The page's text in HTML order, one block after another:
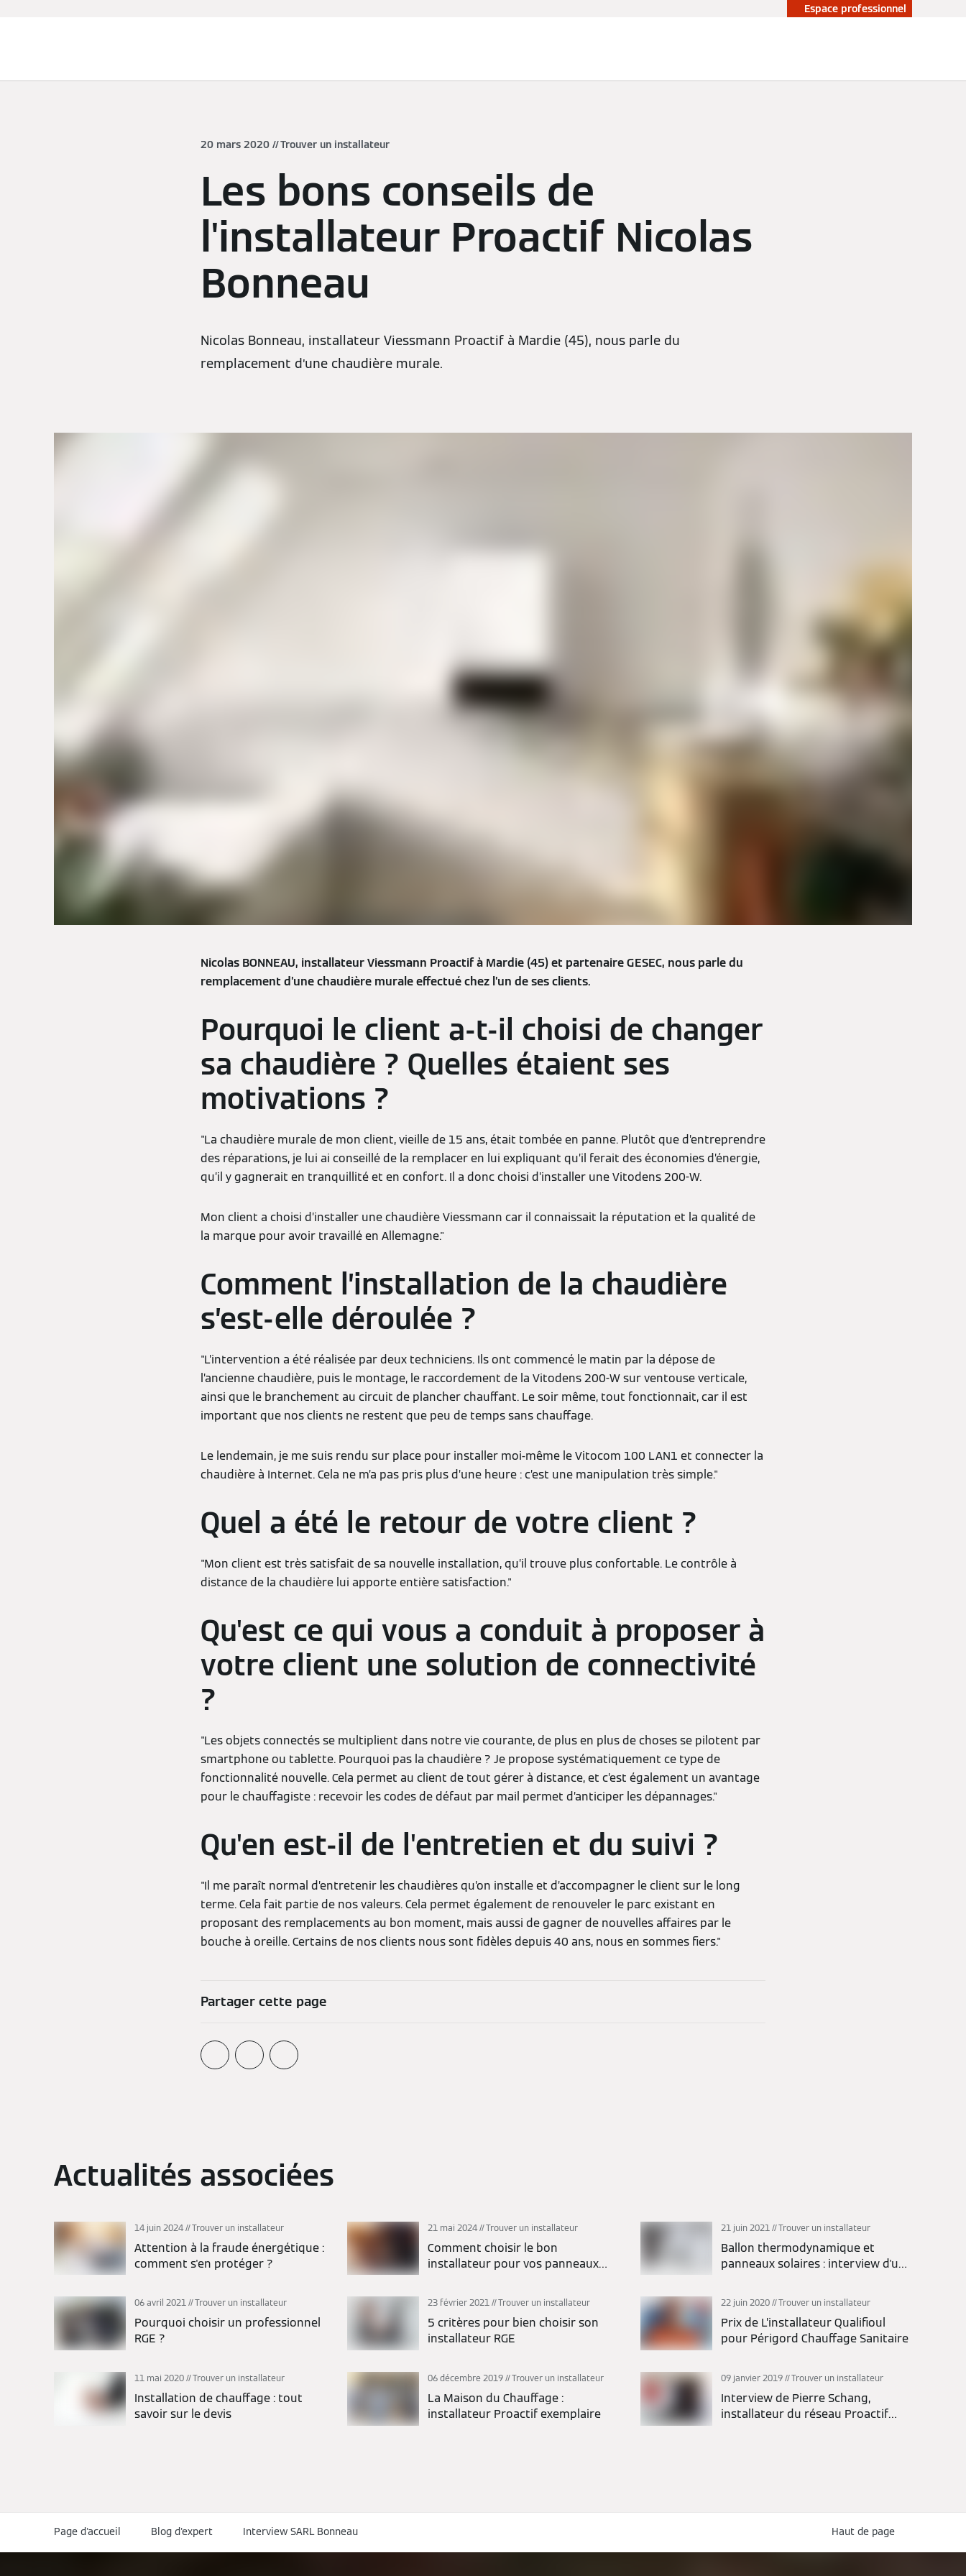
Espace professionnel
20 mars 2020 Trouver un installateur
Les bons conseils de
l'installateur Proactif Nicolas
Bonneau
Nicolas Bonneau, installateur Viessmann Proactif à Mardie (45), nous parle du
remplacement d’une chaudière murale.
Nicolas BONNEAU, installateur Viessmann Proactif à Mardie (45) et partenaire GESEC, nous parle du
remplacement d’une chaudière murale effectué chez l’un de ses clients.
Pourquoi le client a-t-il choisi de changer
sa chaudière ? Quelles étaient ses
motivations ?
"La chaudière murale de mon client, vieille de 15 ans, était tombée en panne. Plutôt que d’entreprendre
des réparations, je lui ai conseillé de la remplacer en lui expliquant qu’il ferait des économies d’énergie,
qu’il y gagnerait en tranquillité et en confort. Il a donc choisi d’installer une Vitodens 200-W.
Mon client a choisi d’installer une chaudière Viessmann car il connaissait la réputation et la qualité de
la marque pour avoir travaillé en Allemagne."
Comment l’installation de la chaudière
s’est-elle déroulée ?
"L’intervention a été réalisée par deux techniciens. Ils ont commencé le matin par la dépose de
l’ancienne chaudière, puis le montage, le raccordement de la Vitodens 200-W sur ventouse verticale,
ainsi que le branchement au circuit de plancher chauffant. Le soir même, tout fonctionnait, car il est
important que nos clients ne restent que peu de temps sans chauffage.
Le lendemain, je me suis rendu sur place pour installer moi-même le Vitocom 100 LAN1 et connecter la
chaudière à Internet. Cela ne m’a pas pris plus d’une heure : c’est une manipulation très simple."
Quel a été le retour de votre client ?
"Mon client est très satisfait de sa nouvelle installation, qu’il trouve plus confortable. Le contrôle à
distance de la chaudière lui apporte entière satisfaction."
Qu'est ce qui vous a conduit à proposer à
votre client une solution de connectivité
?
"Les objets connectés se multiplient dans notre vie courante, de plus en plus de choses se pilotent par
smartphone ou tablette. Pourquoi pas la chaudière ? Je propose systématiquement ce type de
fonctionnalité nouvelle. Cela permet au client de tout gérer à distance, et c’est également un avantage
pour le chauffagiste : recevoir les codes de défaut par mail permet d’anticiper les dépannages."
Qu'en est-il de l'entretien et du suivi ?
"Il me paraît normal d’entretenir les chaudières qu’on installe et d’accompagner le client sur le long
terme. Cela fait partie de nos valeurs. Cela permet également de renouveler le parc existant en
proposant des remplacements au bon moment, mais aussi de gagner de nouvelles affaires par le
bouche à oreille. Certains de nos clients nous sont fidèles depuis 40 ans, nous en sommes fiers."
Partager cette page
Actualités associées
14 juin 2024 Trouver un installateur
Attention à la fraude énergétique :
comment s'en protéger ?
21 mai 2024 Trouver un installateur
Comment choisir le bon
installateur pour vos panneaux
21 juin 2021 Trouver un installateur
Ballon thermodynamique et
panneaux solaires : interview d'un
06 avril 2021 Trouver un installateur
Pourquoi choisir un professionnel
RGE ?
23 février 2021 Trouver un installateur
5 critères pour bien choisir son
installateur RGE
22 juin 2020 Trouver un installateur
Prix de L’installateur Qualifioul
pour Périgord Chauffage Sanitaire
11 mai 2020 Trouver un installateur
Installation de chauffage : tout
savoir sur le devis
06 décembre 2019 Trouver un installateur
La Maison du Chauffage :
installateur Proactif exemplaire
09 janvier 2019 Trouver un installateur
Interview de Pierre Schang,
installateur du réseau Proactif
Haut de page
Page d'accueil Blog d'expert Interview SARL Bonneau